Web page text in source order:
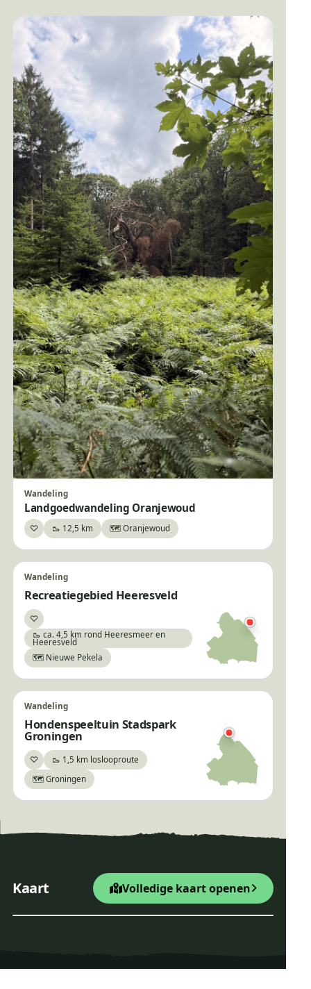
Wandeling
Landgoedwandeling Oranjewoud
♡Bewaar🥾 12,5 km 🗺️ Oranjewoud
Wandeling
Recreatiegebied Heeresveld
♡Bewaar
🥾 ca. 4,5 km rond Heeresmeer en
Heeresveld
🗺️ Nieuwe Pekela
Wandeling
Hondenspeeltuin Stadspark
Groningen
♡Bewaar🥾 1,5 km loslooproute
🗺️ Groningen
Kaart Volledige kaart openen
Startpunt Wandelroute
−